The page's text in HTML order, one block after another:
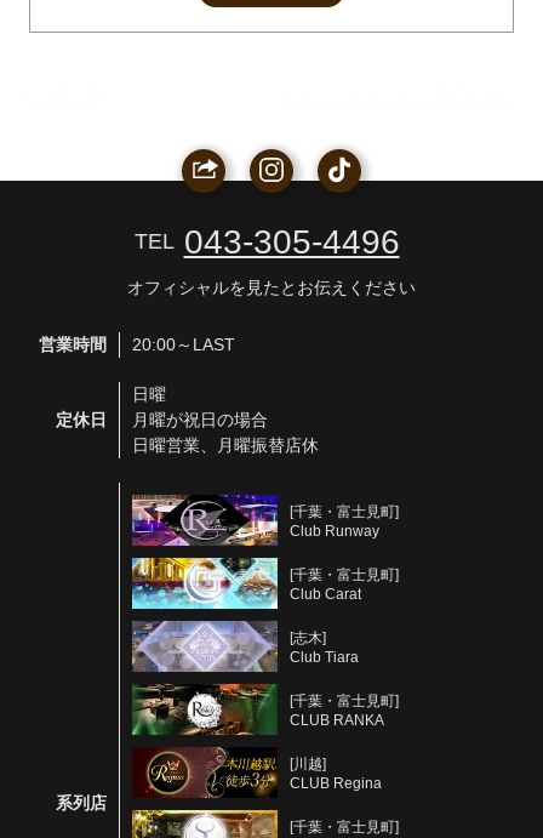
TEL 043-305-4496
オフィシャルを見たとお伝えください
営業時間 20:00～LAST
定休日
日曜
月曜が祝日の場合
日曜営業、月曜振替店休
系列店
[千葉・富士見町]
Club Runway
[千葉・富士見町]
Club Carat
[志木]
Club Tiara
[千葉・富士見町]
CLUB RANKA
[川越]
CLUB Regina
[千葉・富士見町]